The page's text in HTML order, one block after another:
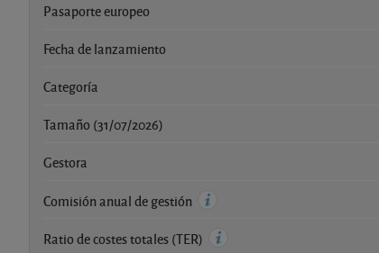
Pasaporte europeo
Fecha de lanzamiento
Categoría
Tamaño (31/07/2026)
Gestora
Comisión anual de gestión
Ratio de costes totales (TER)